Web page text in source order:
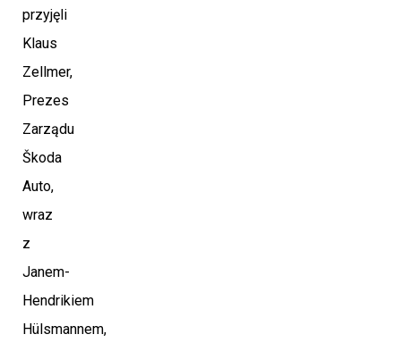
przyjęli
Klaus
Zellmer,
Prezes
Zarządu
Škoda
Auto,
wraz
z
Janem-
Hendrikiem
Hülsmannem,